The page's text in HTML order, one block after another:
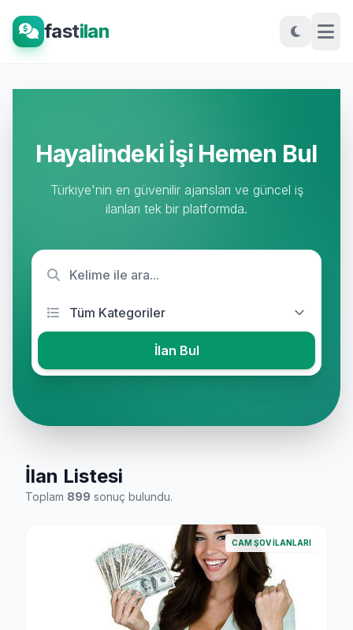
fastilan
Hayalindeki İşi Hemen Bul
Türkiye'nin en güvenilir ajansları ve güncel iş
ilanları tek bir platformda.
İlan Bul
İlan Listesi
Toplam 899 sonuç bulundu.
CAM ŞOV İLANLARI